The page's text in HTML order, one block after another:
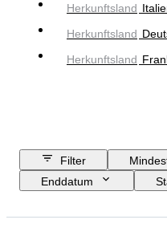
Herkunftsland
Herkunftsland
Herkunftsland
Filter
Enddatum